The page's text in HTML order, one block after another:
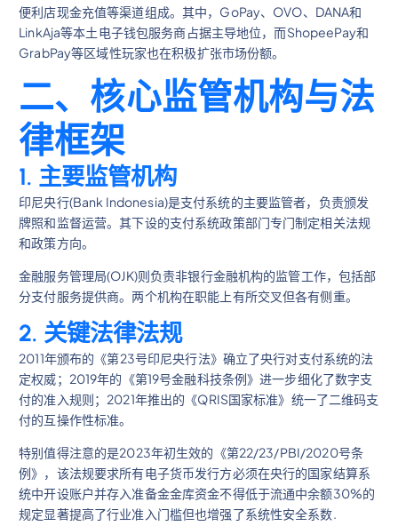
便利店现金充值等渠道组成。其中，GoPay、OVO、DANA和
LinkAja等本土电子钱包服务商占据主导地位，而ShopeePay和
GrabPay等区域性玩家也在积极扩张市场份额。
二、核心监管机构与法
律框架
1. 主要监管机构
印尼央行(Bank Indonesia)是支付系统的主要监管者，负责颁发
牌照和监督运营。其下设的支付系统政策部门专门制定相关法规
和政策方向。
金融服务管理局(OJK)则负责非银行金融机构的监管工作，包括部
分支付服务提供商。两个机构在职能上有所交叉但各有侧重。
2. 关键法律法规
2011年颁布的《第23号印尼央行法》确立了央行对支付系统的法
定权威；2019年的《第19号金融科技条例》进一步细化了数字支
付的准入规则；2021年推出的《QRIS国家标准》统一了二维码支
付的互操作性标准。
特别值得注意的是2023年初生效的《第22/23/PBI/2020号条
例》，该法规要求所有电子货币发行方必须在央行的国家结算系
统中开设账户并存入准备金金库资金不得低于流通中余额30%的
规定显著提高了行业准入门槛但也增强了系统性安全系数.